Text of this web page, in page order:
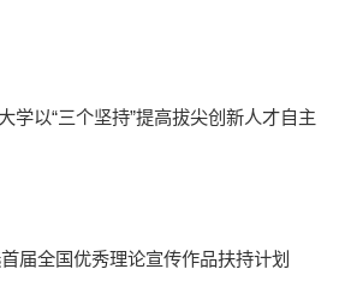
学以“三个坚持”提高拔尖创新人才自主
届全国优秀理论宣传作品扶持计划